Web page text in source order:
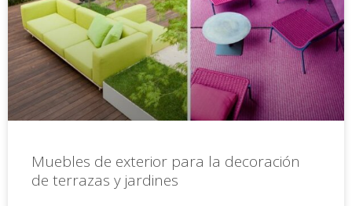
Muebles de exterior para la decoración
de terrazas y jardines